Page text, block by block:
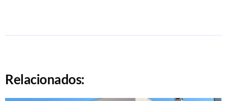
Relacionados: